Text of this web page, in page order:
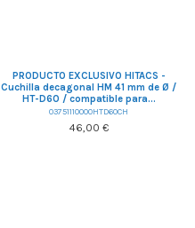
PRODUCTO EXCLUSIVO HITACS -
Cuchilla decagonal HM 41 mm de Ø /
HT-D60 / compatible para...
03751110000HTD60CH
46,00 €